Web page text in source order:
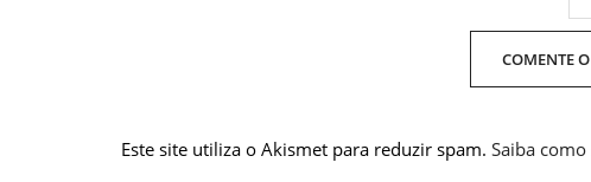
Este site utiliza o Akismet para reduzir spam. Saiba